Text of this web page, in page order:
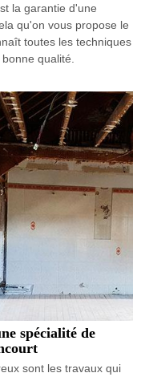
la garantie d'une
qu'on vous propose le
toutes les techniques
qualité.
spécialité de
sont les travaux qui